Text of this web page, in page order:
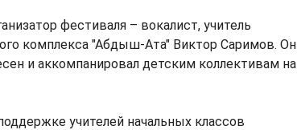
фестиваля – вокалист, учитель
комплекса "Абдыш-Ата" Виктор Саримов. Он
и аккомпанировал детским коллективам на
учителей начальных классов